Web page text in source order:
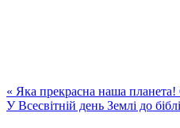
« Яка прекрасна наша
У Всесвітній день Землі до